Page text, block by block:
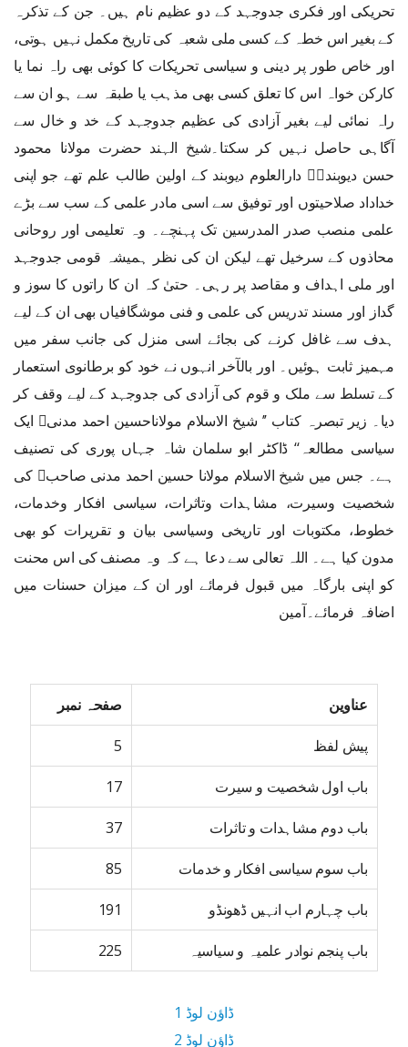
تحریکی اور فکری جدوجہد کے دو عظیم نام ہیں۔ جن کے تذکرہ
کے بغیر اس خطہ کے کسی ملی شعبہ کی تاریخ مکمل نہیں ہوتی،
اور خاص طور پر دینی و سیاسی تحریکات کا کوئی بھی راہ نما یا
کارکن خواہ اس کا تعلق کسی بھی مذہب یا طبقہ سے ہو ان سے
راہ نمائی لیے بغیر آزادی کی عظیم جدوجہد کے خد و خال سے
آگاہی حاصل نہیں کر سکتا۔شیخ الہند حضرت مولانا محمود
حسن دیوبندیؒ دارالعلوم دیوبند کے اولین طالب علم تھے جو اپنی
خداداد صلاحیتوں اور توفیق سے اسی مادر علمی کے سب سے بڑے
علمی منصب صدر المدرسین تک پہنچے۔ وہ تعلیمی اور روحانی
محاذوں کے سرخیل تھے لیکن ان کی نظر ہمیشہ قومی جدوجہد
اور ملی اہداف و مقاصد پر رہی۔ حتیٰ کہ ان کا راتوں کا سوز و
گداز اور مسند تدریس کی علمی و فنی موشگافیاں بھی ان کے لیے
ہدف سے غافل کرنے کی بجائے اسی منزل کی جانب سفر میں
مہمیز ثابت ہوئیں۔ اور بالآخر انہوں نے خود کو برطانوی استعمار
کے تسلط سے ملک و قوم کی آزادی کی جدوجہد کے لیے وقف کر
دیا۔ زیر تبصرہ کتاب ’’ شیخ الاسلام مولاناحسین احمد مدنی﷫ ایک
سیاسی مطالعہ‘‘ ڈاکٹر ابو سلمان شاہ جہاں پوری کی تصنیف
ہے۔ جس میں شیخ الاسلام مولانا حسین احمد مدنی صاحب کی
شخصیت وسیرت، مشاہدات وتاثرات، سیاسی افکار وخدمات،
خطوط، مکتوبات اور تاریخی وسیاسی بیان و تقریرات کو بھی
مدون کیا ہے۔ اللہ تعالی سے دعا ہے کہ وہ مصنف کی اس محنت
کو اپنی بارگاہ میں قبول فرمائے اور ان کے میزان حسنات میں
اضافہ فرمائے۔آمین
عناوین صفحہ نمبر
پیش لفظ 5
باب اول شخصیت و سیرت 17
باب دوم مشاہدات و تاثرات 37
باب سوم سیاسی افکار و خدمات 85
باب چہارم اب انہیں ڈھونڈو 191
باب پنجم نوادر علمیہ و سیاسیہ 225
ڈاؤن لوڈ 1
ڈاؤن لوڈ 2